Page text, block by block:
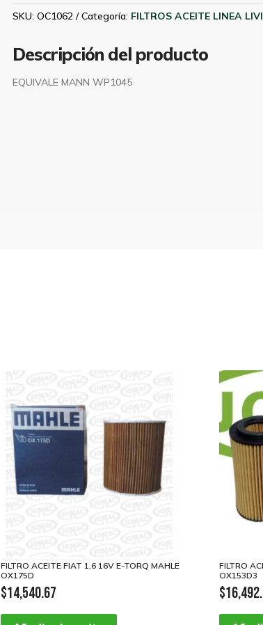
MAHLE
cantidad
SKU: OC1062 Categoría: FILTROS ACEITE LINEA
Descripción del producto
EQUIVALE MANN WP1045
FILTRO ACEITE FIAT 1,6 16V E-TORQ MAHLE
OX175D
$14,540.67
FILTRO
OX153D3
$